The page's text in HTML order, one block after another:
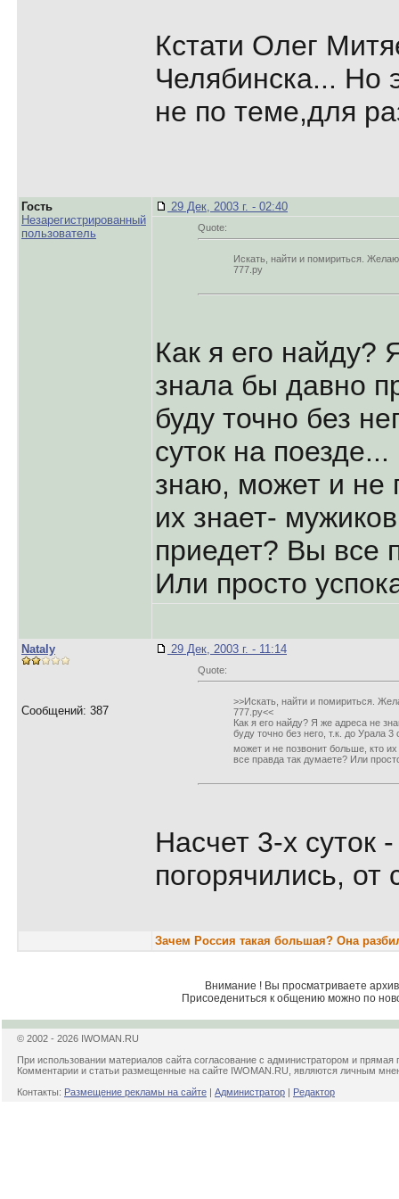
Кстати Олег
Челябинска... Но
не по теме,для
Гость
Незарегистрированный
пользователь
29 Дек, 2003 г. - 02:40
Quote:
Искать, найти и помириться.
777.ру
Как я его найду?
знала бы давно
буду точно без
суток на
знаю, может и не
их знает-
приедет? Вы все
Или просто
Nataly
Сообщений: 387
29 Дек, 2003 г. - 11:14
Quote:
>>Искать, найти и помириться.
777.ру<<
Как я его найду? Я же адреса не
буду точно без него, т.к. до Урала
может и не позвонит больше, кто
все правда так думаете? Или
Насчет 3-х суток
погорячились,
Зачем Россия такая большая? Она
Внимание ! Вы просматриваете
Присоедениться к общению можно по
© 2002 - 2026 IWOMAN.RU
При использовании материалов сайта согласование с администратором и прямая
Комментарии и статьи размещенные на сайте IWOMAN.RU, являются личным
Контакты: Размещение рекламы на сайте | Администратор | Редактор